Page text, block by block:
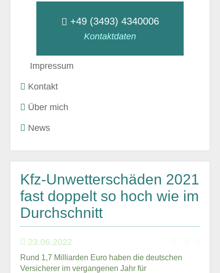
+49 (3493) 4340006
Kontaktdaten
Impressum
Kontakt
Über mich
News
Kfz-Unwetterschäden 2021
fast doppelt so hoch wie im
Durchschnitt
23.06.2022
Rund 1,7 Milliarden Euro haben die deutschen
Versicherer im vergangenen Jahr für